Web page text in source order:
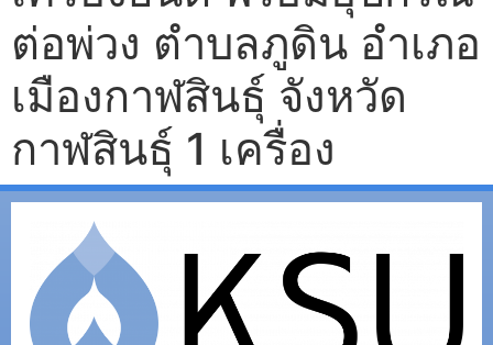
ต่อพ่วง ตำบลภูดิน อำเภอ
เมืองกาฬสินธุ์ จังหวัด
กาฬสินธุ์ 1 เครื่อง